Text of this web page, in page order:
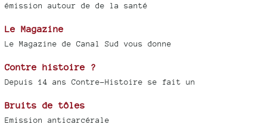
émission autour de de la santé
Le Magazine
Le Magazine de Canal Sud vous donne
Contre histoire ?
Depuis 14 ans Contre-Histoire se fait un
Bruits de tôles
Emission anticarcérale